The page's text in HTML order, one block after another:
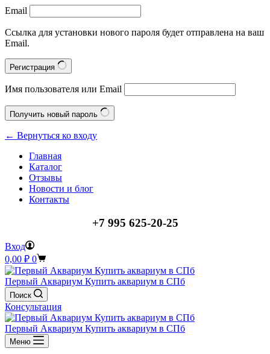
Email
Ссылка для установки нового пароля будет отправлена ​​на ваш
Email.
Регистрация
Имя пользователя или Email
Получить новый пароль
← Вернуться ко входу
Главная
Каталог
Отзывы
Новости и блог
Контакты
+7 995 625-20-25
Вход
Корзина
0,00 ₽ 0
Первый Аквариум Купить аквариум в СПб
Поиск
Консультация
Первый Аквариум Купить аквариум в СПб
Меню